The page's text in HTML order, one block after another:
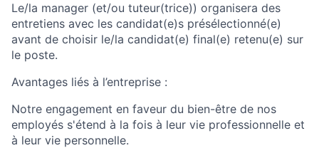
Le/la manager (et/ou tuteur(trice)) organisera des
entretiens avec les candidat(e)s présélectionné(e)
avant de choisir le/la candidat(e) final(e) retenu(e) sur
le poste.
Avantages liés à l’entreprise :
Notre engagement en faveur du bien-être de nos
employés s'étend à la fois à leur vie professionnelle et
à leur vie personnelle.